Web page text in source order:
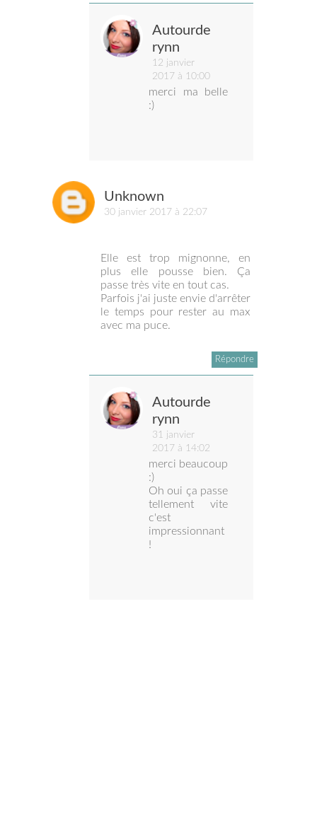
Autourde
rynn
12 janvier
2017 à 10:00
merci ma belle
:)
Unknown
30 janvier 2017 à 22:07
Elle est trop mignonne, en
plus elle pousse bien. Ça
passe très vite en tout cas.
Parfois j'ai juste envie d'arrêter
le temps pour rester au max
avec ma puce.
Répondre
Autourde
rynn
31 janvier
2017 à 14:02
merci beaucoup
:)
Oh oui ça passe
tellement vite
c'est
impressionnant
!